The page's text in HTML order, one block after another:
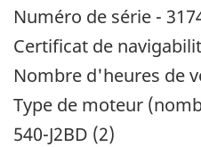
Numéro de série -
Certificat de
Nombre d'heures de
Type de moteur
540-J2BD (2)